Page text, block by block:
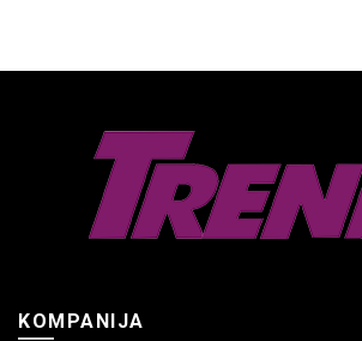
mogu
biti
izabrane
na
stranici
KOMPANIJA